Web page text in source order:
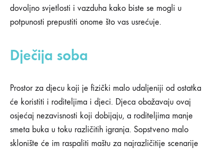
dovoljno svjetlosti i vazduha kako biste se mogli u
potpunosti prepustiti onome što vas usrećuje.
Dječija soba
Prostor za djecu koji je fizički malo udaljeniji od ostatka
će koristiti i roditeljima i djeci. Djeca obožavaju ovaj
osjećaj nezavisnosti koji dobijaju, a roditeljima manje
smeta buka u toku različitih igranja. Sopstveno malo
sklonište će im raspaliti maštu za najrazličitije scenarije